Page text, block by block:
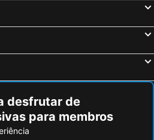
desfrutar de
para membros